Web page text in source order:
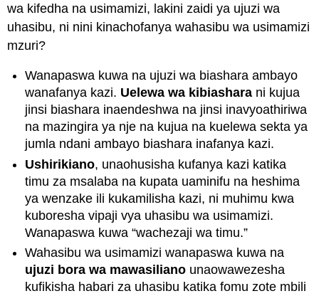
wa kifedha na usimamizi, lakini zaidi ya ujuzi wa
uhasibu, ni nini kinachofanya wahasibu wa usimamizi
mzuri?
Wanapaswa kuwa na ujuzi wa biashara ambayo
wanafanya kazi. Uelewa wa kibiashara ni kujua
jinsi biashara inaendeshwa na jinsi inavyoathiriwa
na mazingira ya nje na kujua na kuelewa sekta ya
jumla ndani ambayo biashara inafanya kazi.
Ushirikiano, unaohusisha kufanya kazi katika
timu za msalaba na kupata uaminifu na heshima
ya wenzake ili kukamilisha kazi, ni muhimu kwa
kuboresha vipaji vya uhasibu wa usimamizi.
Wanapaswa kuwa “wachezaji wa timu.”
Wahasibu wa usimamizi wanapaswa kuwa na
ujuzi bora wa mawasiliano unaowawezesha
kufikisha habari za uhasibu katika fomu zote mbili